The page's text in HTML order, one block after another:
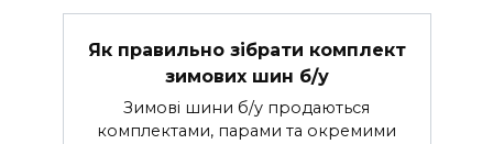
Як правильно зібрати комплект
зимових шин б/у
Зимові шини б/у продаються
комплектами, парами та окремими